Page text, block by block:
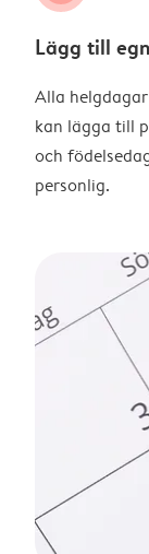
Lägg till
Alla
kan lägga till
och
personlig.